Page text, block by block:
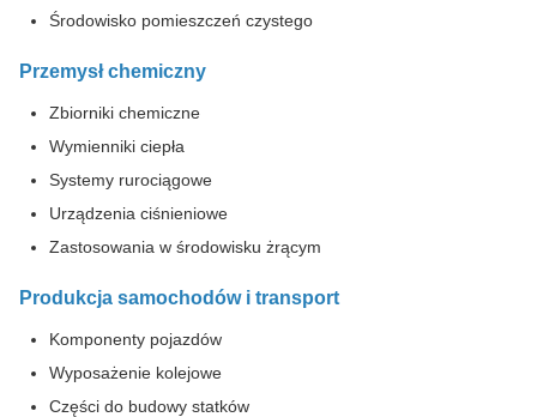
Środowisko pomieszczeń czystego
Przemysł chemiczny
Zbiorniki chemiczne
Wymienniki ciepła
Systemy rurociągowe
Urządzenia ciśnieniowe
Zastosowania w środowisku żrącym
Produkcja samochodów i transport
Komponenty pojazdów
Wyposażenie kolejowe
Części do budowy statków